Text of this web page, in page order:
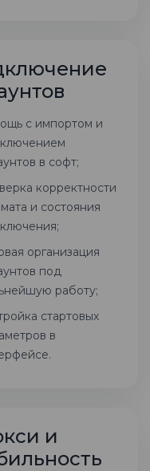
с импортом и
в софт;
корректности
и состояния
организация
под
работу;
стартовых
в
и